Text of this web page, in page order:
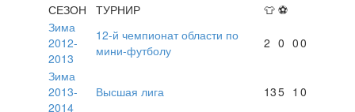
СЕЗОН
ТУРНИР 👕 ⚽
Зима
2012-
2013
12-й чемпионат области по
мини-футболу
2 0 00
Зима
2013-
2014
Высшая лига 135 1 0